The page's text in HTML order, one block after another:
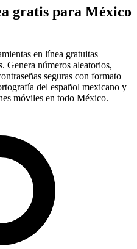
gratis para México
en línea gratuitas
Genera números aleatorios,
seguras con formato
del español mexicano y
móviles en todo México.